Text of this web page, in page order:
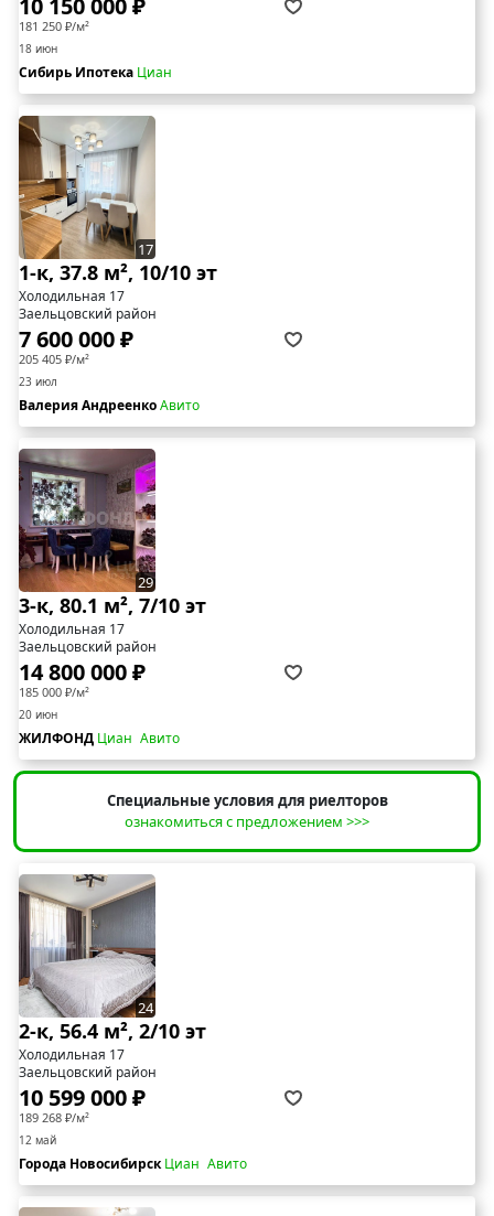
10 150 000 ₽
181 250 ₽/м²
18 июн
Сибирь Ипотека Циан
17
1-к, 37.8 м², 10/10 эт
Холодильная 17
Заельцовский район
7 600 000 ₽
205 405 ₽/м²
23 июл
Валерия АндреенкоАвито
29
3-к, 80.1 м², 7/10 эт
Холодильная 17
Заельцовский район
14 800 000 ₽
185 000 ₽/м²
20 июн
ЖИЛФОНД Циан Авито
Специальные условия для риелторов
ознакомиться с предложением >>>
24
2-к, 56.4 м², 2/10 эт
Холодильная 17
Заельцовский район
10 599 000 ₽
189 268 ₽/м²
12 май
Города НовосибирскЦиан Авито